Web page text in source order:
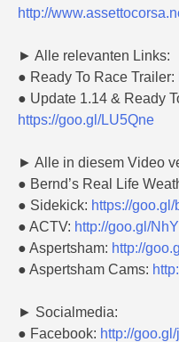
http://
► Alle relevanten Links:
● Ready To Race Trailer:
● Update 1.14 & Ready
https://goo.gl/LU5Qne
► Alle in diesem Video
● Bernd’s Real Life
● Sidekick: https://
● ACTV: http://goo.gl/
● Aspertsham: http://
● Aspertsham Cams:
► Socialmedia:
● Facebook: http://